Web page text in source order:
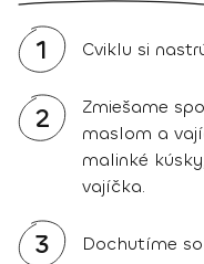
1 Cviklu si
2
Zmiešame
maslom a
malinké
vajíčka.
3 Dochutíme